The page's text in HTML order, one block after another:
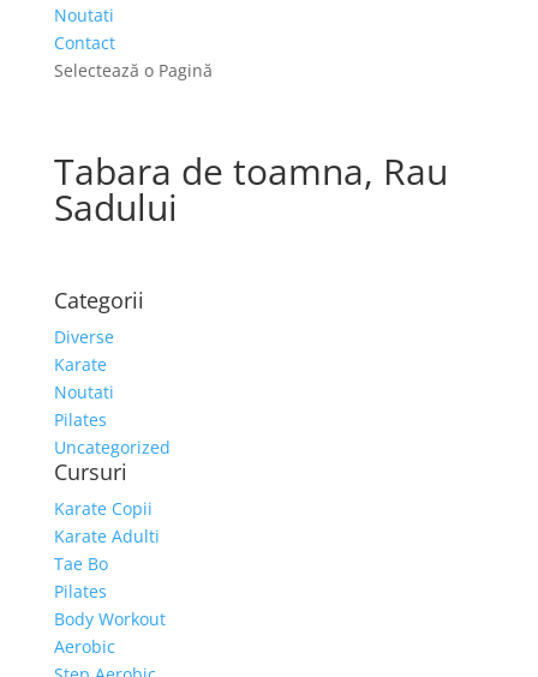
Noutati
Contact
Selectează o Pagină
Tabara de toamna, Rau
Sadului
Categorii
Diverse
Karate
Noutati
Pilates
Uncategorized
Cursuri
Karate Copii
Karate Adulti
Tae Bo
Pilates
Body Workout
Aerobic